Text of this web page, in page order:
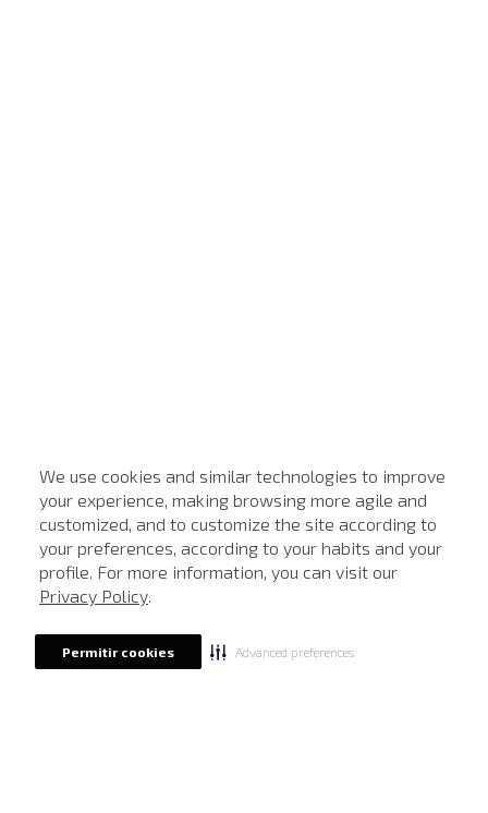
We use cookies and similar technologies to improve
your experience, making browsing more agile and
customized, and to customize the site according to
your preferences, according to your habits and your
profile. For more information, you can visit our
Privacy Policy.
Permitir cookies Advanced preferences